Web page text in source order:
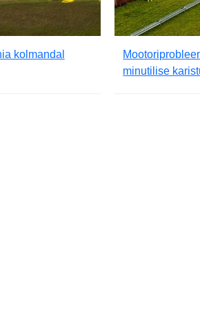
kolmandal
minutilise